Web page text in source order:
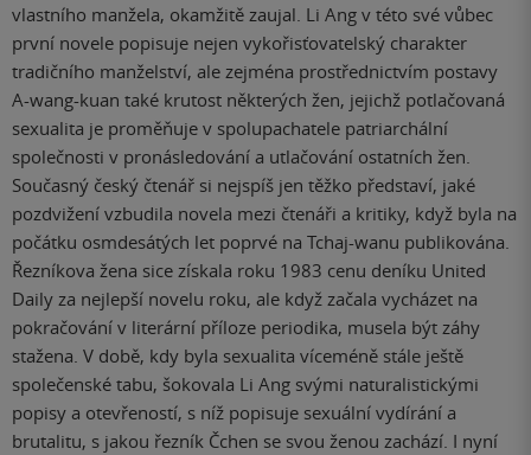
vlastního manžela, okamžitě zaujal. Li Ang v této své vůbec
první novele popisuje nejen vykořisťovatelský charakter
tradičního manželství, ale zejména prostřednictvím postavy
A-wang-kuan také krutost některých žen, jejichž potlačovaná
sexualita je proměňuje v spolupachatele patriarchální
společnosti v pronásledování a utlačování ostatních žen.
Současný český čtenář si nejspíš jen těžko představí, jaké
pozdvižení vzbudila novela mezi čtenáři a kritiky, když byla na
počátku osmdesátých let poprvé na Tchaj-wanu publikována.
Řezníkova žena sice získala roku 1983 cenu deníku United
Daily za nejlepší novelu roku, ale když začala vycházet na
pokračování v literární příloze periodika, musela být záhy
stažena. V době, kdy byla sexualita víceméně stále ještě
společenské tabu, šokovala Li Ang svými naturalistickými
popisy a otevřeností, s níž popisuje sexuální vydírání a
brutalitu, s jakou řezník Čchen se svou ženou zachází. I nyní